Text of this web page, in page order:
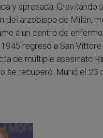
y apresada. Gravitando
del arzobispo de Milán,
a un centro de
regresó a San Vittore
de múltiple asesinato
se recuperó. Murió el 23